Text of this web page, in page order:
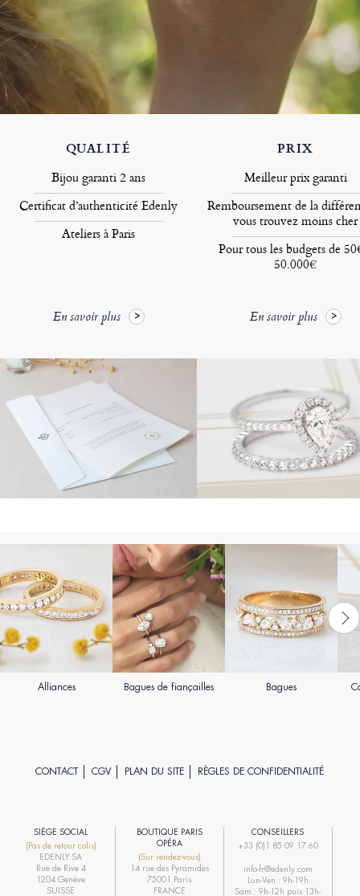
QUALITÉ
Bijou garanti 2 ans
Certificat d’authenticité Edenly
Ateliers à Paris
En savoir plus
PRIX
Meilleur prix garanti
Remboursement de la
vous trouvez moins cher
Pour tous les budgets de
50.000€
En savoir plus
Alliances Bagues de fiançailles Bagues
CONTACT CGV PLAN DU SITE RÈGLES DE CONFIDENTIALITÉ
SIÈGE SOCIAL
(Pas de retour colis)
EDENLY SA
Rue de Rive 4
1204 Genève
SUISSE
BOUTIQUE PARIS
OPÉRA
(Sur rendez-vous)
14 rue des Pyramides
75001 Paris
FRANCE
CONSEILLERS
+33 (0)1 85 09 17 60
info-fr@edenly.com
Lun-Ven : 9h-19h
Sam : 9h-12h puis 13h-